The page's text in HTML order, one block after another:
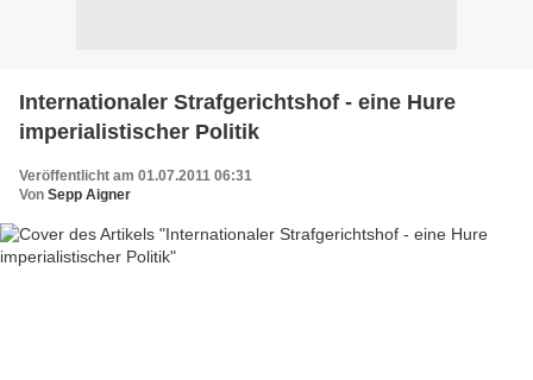
Internationaler Strafgerichtshof - eine Hure
imperialistischer Politik
Veröffentlicht am 01.07.2011 06:31
Von Sepp Aigner